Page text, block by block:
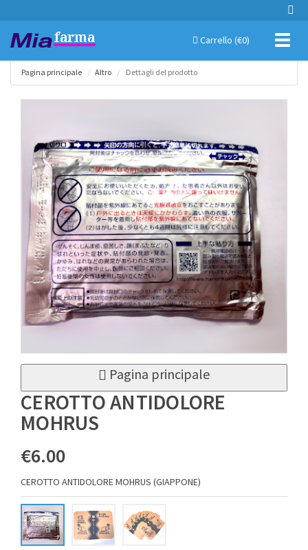
Carrello (€0)
Pagina principale Altro Dettagli del prodotto
Pagina principale
CEROTTO ANTIDOLORE
MOHRUS
€6.00
CEROTTO ANTIDOLORE MOHRUS (GIAPPONE)